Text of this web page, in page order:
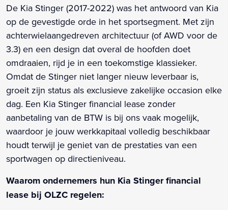
De Kia Stinger (2017-2022) was het antwoord van Kia
op de gevestigde orde in het sportsegment. Met zijn
achterwielaangedreven architectuur (of AWD voor de
3.3) en een design dat overal de hoofden doet
omdraaien, rijd je in een toekomstige klassieker.
Omdat de Stinger niet langer nieuw leverbaar is,
groeit zijn status als exclusieve zakelijke occasion elke
dag. Een Kia Stinger financial lease zonder
aanbetaling van de BTW is bij ons vaak mogelijk,
waardoor je jouw werkkapitaal volledig beschikbaar
houdt terwijl je geniet van de prestaties van een
sportwagen op directieniveau.
Waarom ondernemers hun Kia Stinger financial
lease bij OLZC regelen: